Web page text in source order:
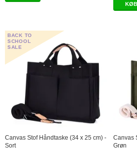
BACK TO
SCHOOL
SALE
Canvas Stof Håndtaske (34 x 25 cm) -
Sort
Canvas
Grøn